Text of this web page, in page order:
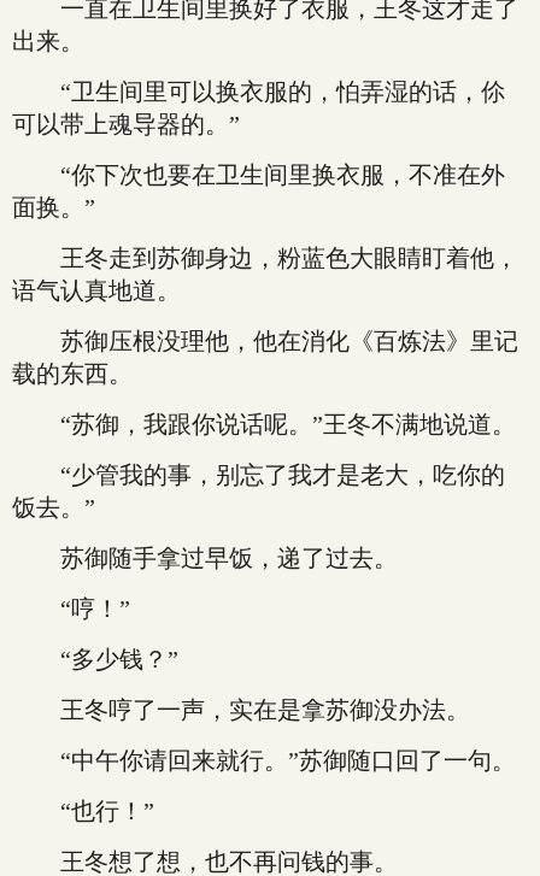
一直在卫生间里换好了衣服，王冬这才走了
出来。
“卫生间里可以换衣服的，怕弄湿的话，伱
可以带上魂导器的。”
“你下次也要在卫生间里换衣服，不准在外
面换。”
王冬走到苏御身边，粉蓝色大眼睛盯着他，
语气认真地道。
苏御压根没理他，他在消化《百炼法》里记
载的东西。
“苏御，我跟你说话呢。”王冬不满地说道。
“少管我的事，别忘了我才是老大，吃你的
饭去。”
苏御随手拿过早饭，递了过去。
“哼！”
“多少钱？”
王冬哼了一声，实在是拿苏御没办法。
“中午你请回来就行。”苏御随口回了一句。
“也行！”
王冬想了想，也不再问钱的事。